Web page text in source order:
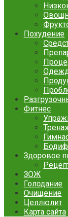
Похудение
Фитнес
Здоровое
ЗОЖ
Голодание
Очищение
Целлюлит
Карта сайта